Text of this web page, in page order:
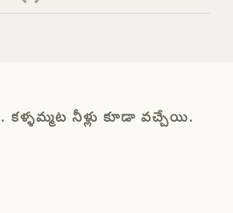
నీళ్లు కూడా వచ్చేయి.